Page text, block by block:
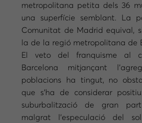
metropolitana petita dels 36
una superfície semblant. La
Comunitat de Madrid equival,
la de la regió metropolitana de
El veto del franquisme al
Barcelona mitjançant
poblacions ha tingut, no
que s’ha de considerar
suburbalització de gran
malgrat l’especulació del